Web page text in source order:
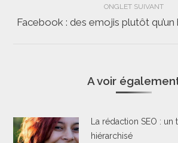
ONGLET SUIVANT
Onglet
Facebook : des emojis plutôt
A voir
La rédaction SEO :
hiérarchisé